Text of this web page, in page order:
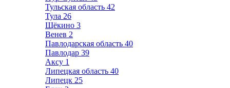
Тульская область 42
Тула 26
Щёкино 3
Венев 2
Павлодарская область 40
Павлодар 39
Аксу 1
Липецкая область 40
Липецк 25